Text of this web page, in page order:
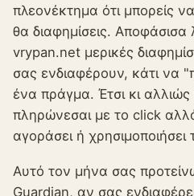
πλεονέκτημα ότι μπορείς
θα διαφημίσεις.
vrypan.net μερικές
σας ενδιαφέρουν, κάτι να
ένα πράγμα. Έτσι κι αλλιώς
πληρώνεσαι με το click
αγοράσει ή χρησιμοποιήσει
Αυτό τον μήνα σας
Guardian, αν σας